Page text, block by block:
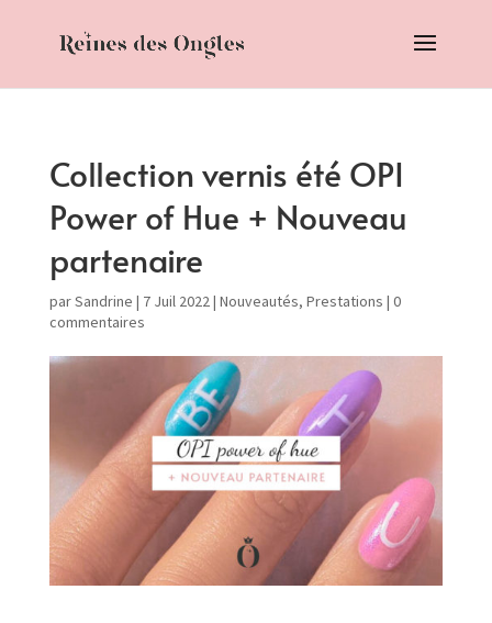
Collection vernis été OPI
Power of Hue + Nouveau
partenaire
parSandrine | 7 Juil 2022| Nouveautés, Prestations | 0
commentaires